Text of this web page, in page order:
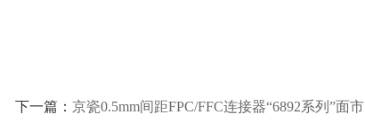
下一篇： 京瓷0.5mm间距FPC/FFC连接器“6892系列”面市